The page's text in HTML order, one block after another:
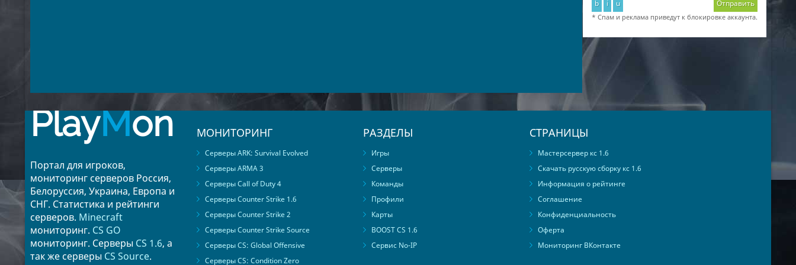
b i u Отправить
* Спам и реклама приведут к блокировке аккаунта.
PlayMon
Портал для игроков,
мониторинг серверов Россия,
Белоруссия, Украина, Европа и
СНГ. Статистика и рейтинги
серверов. Minecraft
мониторинг. CS GO
мониторинг. Серверы CS 1.6, а
так же серверы CS Source.
МОНИТОРИНГ
Серверы ARK: Survival Evolved
Серверы ARMA 3
Серверы Call of Duty 4
Серверы Counter Strike 1.6
Серверы Counter Strike 2
Серверы Counter Strike Source
Серверы CS: Global Offensive
Серверы CS: Condition Zero
РАЗДЕЛЫ
Игры
Серверы
Команды
Профили
Карты
BOOST CS 1.6
Сервис No-IP
СТРАНИЦЫ
Мастерсервер кс 1.6
Скачать русскую сборку кс 1.6
Информация о рейтинге
Соглашение
Конфиденциальность
Оферта
Мониторинг ВКонтакте